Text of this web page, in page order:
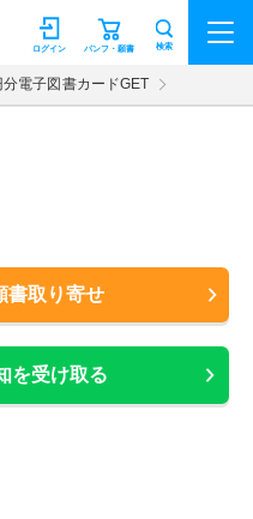
パンフ・願書
ログイン 検索
電子図書カードGET
書取り寄せ
を受け取る